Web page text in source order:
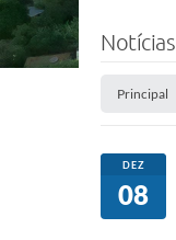
Notícias
Principal
DEZ
08